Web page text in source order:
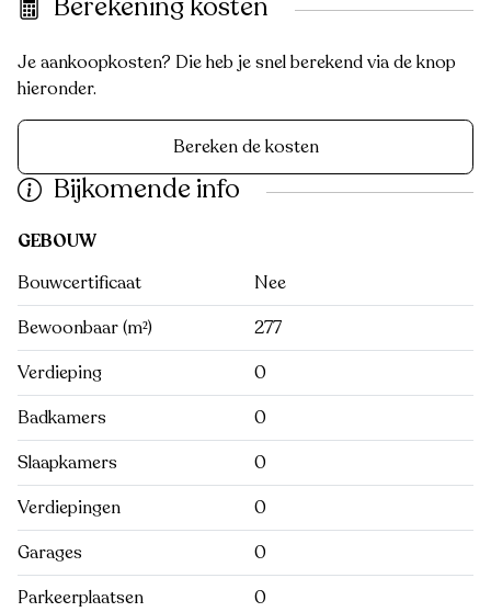
Berekening kosten
Je aankoopkosten? Die heb je snel berekend via de knop
hieronder.
Bereken de kosten
Bijkomende info
GEBOUW
Bouwcertificaat
Nee
Bewoonbaar (m²)
277
Verdieping
0
Badkamers
0
Slaapkamers
0
Verdiepingen
0
Garages
0
Parkeerplaatsen
0